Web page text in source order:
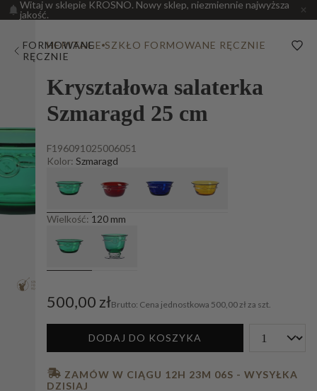
Witaj w sklepie KROSNO. Nowy sklep, niezmiennie najwyższa
jakość.
FORMOWANE
RĘCZNIE
HERITAGE SZKŁO FORMOWANE RĘCZNIE
Kryształowa salaterka
Szmaragd 25 cm
F196091025006051
Kolor: Szmaragd
Wielkość: 120 mm
500,00 zł Cena jednostkowa 500,00 zł za szt.
DODAJ DO KOSZYKA
ZAMÓW W CIĄGU 12H 23M 05S - WYSYŁKA
DZISIAJ